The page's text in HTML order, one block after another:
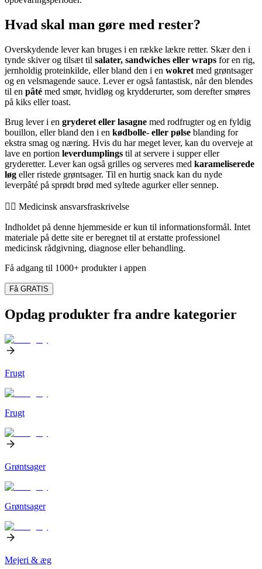
Hvad skal man gøre med rester?
Overskydende lever kan bruges i en række lækre retter. Skær den i
tynde skiver og tilsæt til salater, sandwiches eller wraps for en rig,
jernholdig proteinkilde, eller bland den i en wokret med grøntsager
og en velsmagende sauce. Lever er også fantastisk, når den blendes
til en pâté med smør, hvidløg og krydderurter, som derefter smøres
på kiks eller toast.
Brug lever i en gryderet eller lasagne med rodfrugter og en fyldig
bouillon, eller bland den i en kødbolle- eller pølse blanding for
ekstra smag og næring. Hvis du har meget lever, kan du overveje at
lave en portion leverdumplings til at servere i supper eller
gryderetter. Lever kan også grilles og serveres med karameliserede
løg eller ristede grøntsager. Til en hurtig snack kan du nyde
leverpâté på sprødt brød med syltede agurker eller sennep.
👨‍⚕️️ Medicinsk ansvarsfraskrivelse
Indholdet på denne hjemmeside er kun til informationsformål. Intet
materiale på dette site er beregnet til at erstatte professionel
medicinsk rådgivning, diagnose eller behandling.
Få adgang til 1000+ produkter i appen
Få GRATIS
Opdag produkter fra andre kategorier
Frugt
Frugt
Grøntsager
Grøntsager
Mejeri & æg